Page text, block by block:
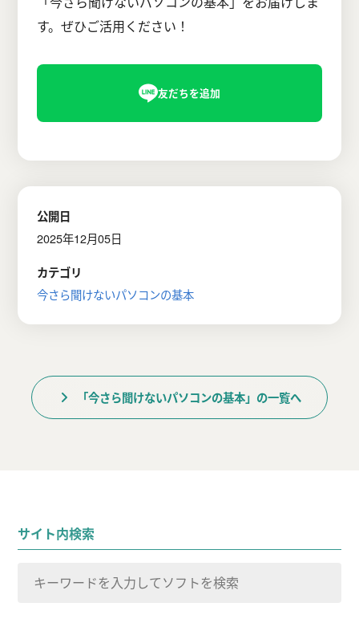
す。ぜひご活用ください！
公開日
2025年12月05日
カテゴリ
今さら聞けないパソコンの基本
「今さら聞けないパソコンの基本」の一覧へ
サイト内検索